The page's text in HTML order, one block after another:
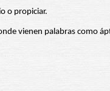
o propiciar.
vienen palabras como